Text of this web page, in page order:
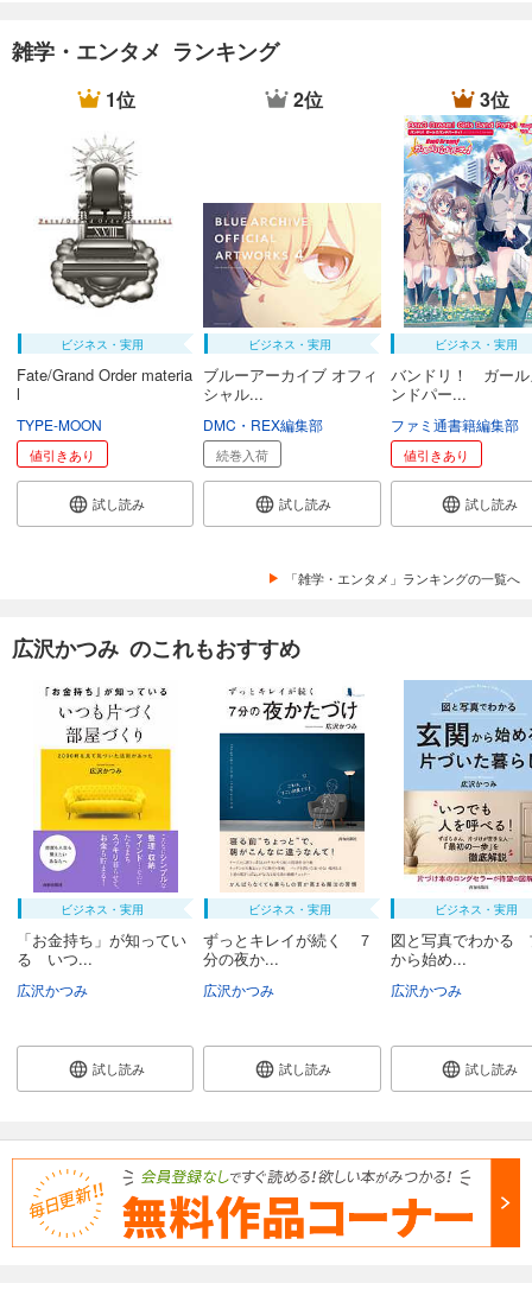
雑学・エンタメ ランキング
1位
ビジネス・実用
Fate/Grand Order materia
l
TYPE-MOON
値引きあり
試し読み
2位
ビジネス・実用
ブルーアーカイブ オフィ
シャル...
DMC・REX編集部
続巻入荷
試し読み
3位
ビジネス・実用
バンドリ！ ガール
ンドパー...
ファミ通書籍編集部
値引きあり
試し読み
「雑学・エンタメ」ランキングの一覧へ
広沢かつみ のこれもおすすめ
ビジネス・実用
「お金持ち」が知ってい
る いつ...
広沢かつみ
試し読み
ビジネス・実用
ずっとキレイが続く ７
分の夜か...
広沢かつみ
試し読み
ビジネス・実用
図と写真でわかる
から始め...
広沢かつみ
試し読み